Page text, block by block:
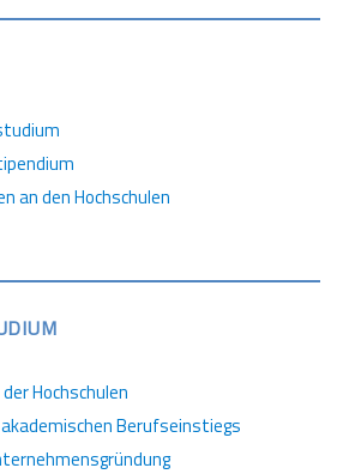
an den Hochschulen
Hochschulen
Berufseinstiegs